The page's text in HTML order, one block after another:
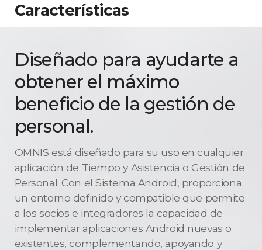
Características
Diseñado para ayudarte a
obtener el máximo
beneficio de la gestión de
personal.
OMNIS está diseñado para su uso en cualquier
aplicación de Tiempo y Asistencia o Gestión de
Personal. Con el Sistema Android, proporciona
un entorno definido y compatible que permite
a los socios e integradores la capacidad de
implementar aplicaciones Android nuevas o
existentes, complementando, apoyando y